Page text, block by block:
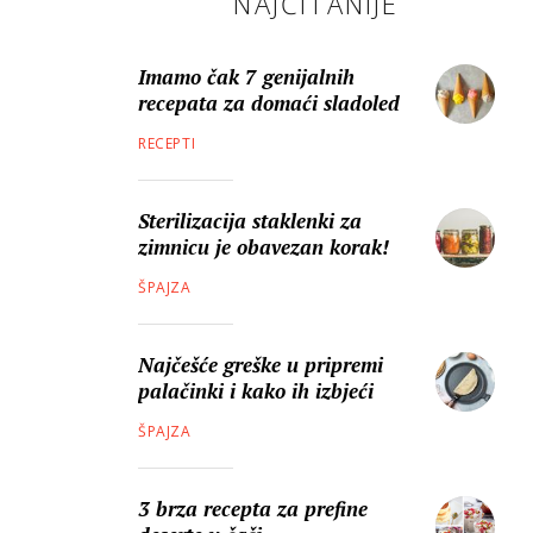
Imamo čak 7 genijalnih
recepata za domaći sladoled
RECEPTI
Sterilizacija staklenki za
zimnicu je obavezan korak!
ŠPAJZA
Najčešće greške u pripremi
palačinki i kako ih izbjeći
ŠPAJZA
3 brza recepta za prefine